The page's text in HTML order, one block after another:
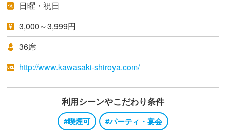
日曜・祝日
3,000～3,999円
36席
http://www.kawasaki-shiroya.com/
利用シーンやこだわり条件
#喫煙可 #パーティ・宴会